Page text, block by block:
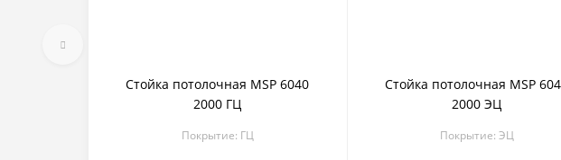
Стойка потолочная MSP 6040
2000 ГЦ
Покрытие: ГЦ
Стойка потолочная MSP
2000 ЭЦ
Покрытие: ЭЦ